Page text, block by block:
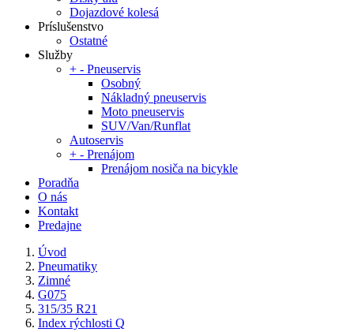
Dojazdové kolesá
Príslušenstvo
Ostatné
Služby
+ - Pneuservis
Osobný
Nákladný pneuservis
Moto pneuservis
SUV/Van/Runflat
Autoservis
+ - Prenájom
Prenájom nosiča na bicykle
Poradňa
O nás
Kontakt
Predajne
Úvod
Pneumatiky
Zimné
G075
315/35 R21
Index rýchlosti Q